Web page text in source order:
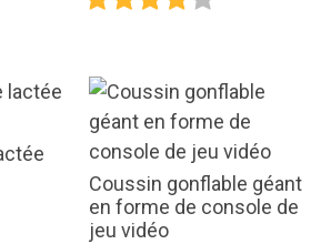
Coussin gonflable géant
en forme de console de
jeu vidéo